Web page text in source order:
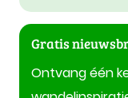
Gratis
Ontvang één